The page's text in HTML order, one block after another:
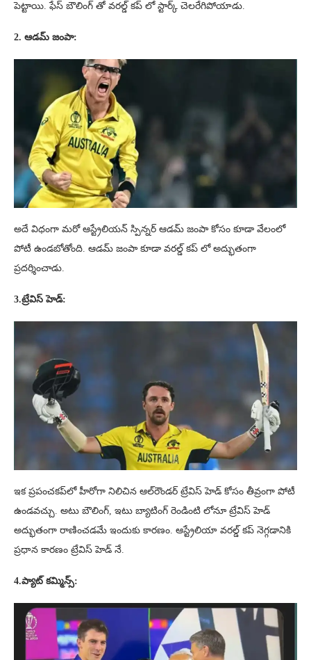
పెట్టాయి. ఫేస్ బౌలింగ్ తో వరల్డ్ కప్ లో స్టార్క్ చెలరేగిపోయాడు.
2. ఆడమ్ జంపా:
అదే విధంగా మరో ఆస్ట్రేలియన్ స్పిన్నర్ ఆడమ్ జంపా కోసం కూడా వేలంలో
పోటీ ఉండబోతోంది. ఆడమ్ జంపా కూడా వరల్డ్ కప్ లో అద్భుతంగా
ప్రదర్శించాడు.
3.ట్రేవిస్ హెడ్:
ఇక ప్రపంచకప్‌లో హీరోగా నిలిచిన ఆల్‌రౌండర్ ట్రేవిస్ హెడ్ కోసం తీవ్రంగా పోటీ
ఉండవచ్చు. అటు బౌలింగ్, ఇటు బ్యాటింగ్ రెండింటి లోనూ ట్రేవిస్ హెడ్
అద్భుతంగా రాణించడమే ఇందుకు కారణం. ఆస్ట్రేలియా వరల్డ్ కప్ నెగ్గడానికి
ప్రధాన కారణం ట్రేవిస్ హెడ్ నే.
4.ప్యాట్ కమ్మిన్స్‌: